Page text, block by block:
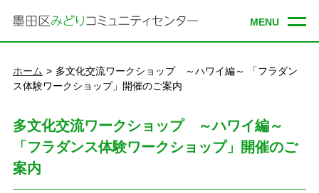
ホーム
多文化交流ワークショップ ～ハワイ編～ 「フラダン
ス体験ワークショップ」開催のご案内
多文化交流ワークショップ ～ハワイ編～
「フラダンス体験ワークショップ」開催のご
案内